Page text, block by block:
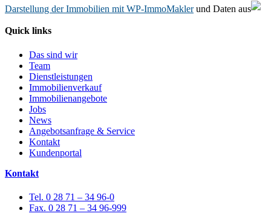
Darstellung der Immobilien mit WP-ImmoMaklerund Daten aus
Quick links
Das sind wir
Team
Dienstleistungen
Immobilienverkauf
Immobilienangebote
Jobs
News
Angebotsanfrage & Service
Kontakt
Kundenportal
Kontakt
Tel. 0 28 71 – 34 96-0
Fax. 0 28 71 – 34 96-999